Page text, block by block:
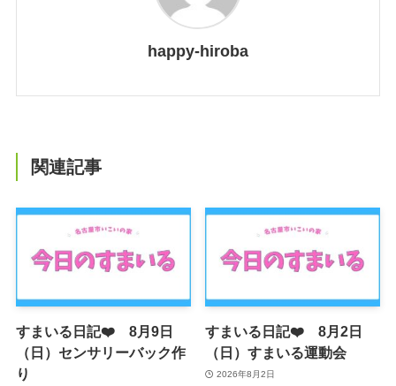
happy-hiroba
関連記事
すまいる日記❤️ 8月9日
（日）センサリーバック作
り
すまいる日記❤️ 8月2日
（日）すまいる運動会
2026年8月2日